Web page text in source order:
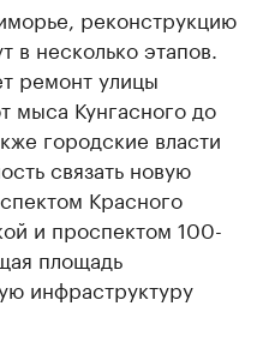
реконструкцию
в несколько этапов.
ремонт улицы
мыса Кунгасного до
городские власти
связать новую
Красного
и проспектом 100-
площадь
инфраструктуру